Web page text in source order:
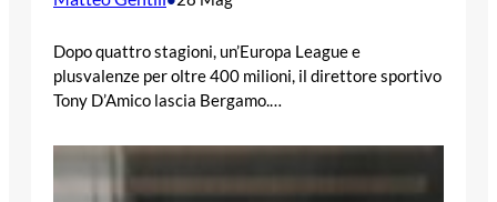
Dopo quattro stagioni, un’Europa League e
plusvalenze per oltre 400 milioni, il direttore sportivo
Tony D’Amico lascia Bergamo.…